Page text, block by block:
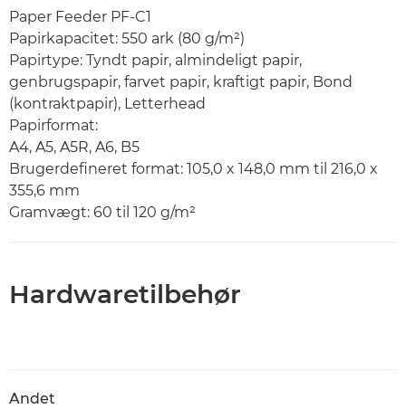
Paper Feeder PF-C1
Papirkapacitet: 550 ark (80 g/m²)
Papirtype: Tyndt papir, almindeligt papir,
genbrugspapir, farvet papir, kraftigt papir, Bond
(kontraktpapir), Letterhead
Papirformat:
A4, A5, A5R, A6, B5
Brugerdefineret format: 105,0 x 148,0 mm til 216,0 x
355,6 mm
Gramvægt: 60 til 120 g/m²
Hardwaretilbehør
Andet